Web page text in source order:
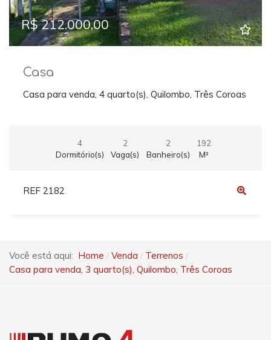
R$ 212.000,00
Casa
Casa para venda, 4 quarto(s), Quilombo, Três Coroas
4
Dormitório(s)
2
Vaga(s)
2
Banheiro(s)
192
M²
REF 2182
Você está aqui: Home Venda
Terrenos
Casa para venda, 3 quarto(s), Quilombo, Três Coroas